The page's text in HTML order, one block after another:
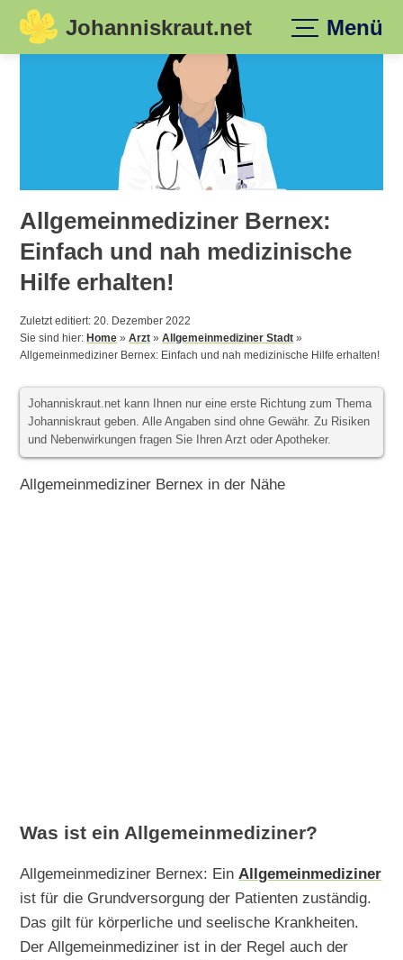
Skip
Johanniskraut.net Menü
Allgemeinmediziner Bernex:
Einfach und nah medizinische
Hilfe erhalten!
Zuletzt editiert: 20. Dezember 2022
Sie sind hier:Home »Arzt »Allgemeinmediziner Stadt »
Allgemeinmediziner Bernex: Einfach und nah medizinische Hilfe erhalten!
Johanniskraut.net kann Ihnen nur eine erste Richtung zum Thema
Johanniskraut geben. Alle Angaben sind ohne Gewähr. Zu Risiken
und Nebenwirkungen fragen Sie Ihren Arzt oder Apotheker.
Allgemeinmediziner Bernex in der Nähe
Was ist ein Allgemeinmediziner?
Allgemeinmediziner Bernex: Ein Allgemeinmediziner
ist für die Grundversorgung der Patienten zuständig.
Das gilt für körperliche und seelische Krankheiten.
Der Allgemeinmediziner ist in der Regel auch der